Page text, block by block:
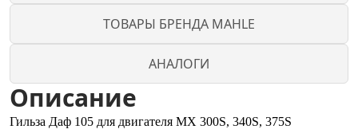
ТОВАРЫ БРЕНДА MAHLE
АНАЛОГИ
Описание
Гильза Даф 105 для двигателя MX 300S, 340S, 375S